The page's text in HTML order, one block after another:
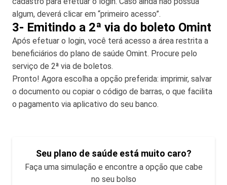
algum, deverá clicar em “primeiro acesso”.
3- Emitindo a 2ª via do boleto Omint
Após efetuar o login, você terá acesso a área restrita a
beneficiários do plano de saúde Omint. Procure pelo
serviço de 2ª via de boletos.
Pronto! Agora escolha a opção preferida: imprimir, salvar
o documento ou copiar o código de barras, o que facilita
o pagamento via aplicativo do seu banco.
Seu plano de saúde está muito caro?
Faça uma simulação e encontre a opção que cabe
no seu bolso